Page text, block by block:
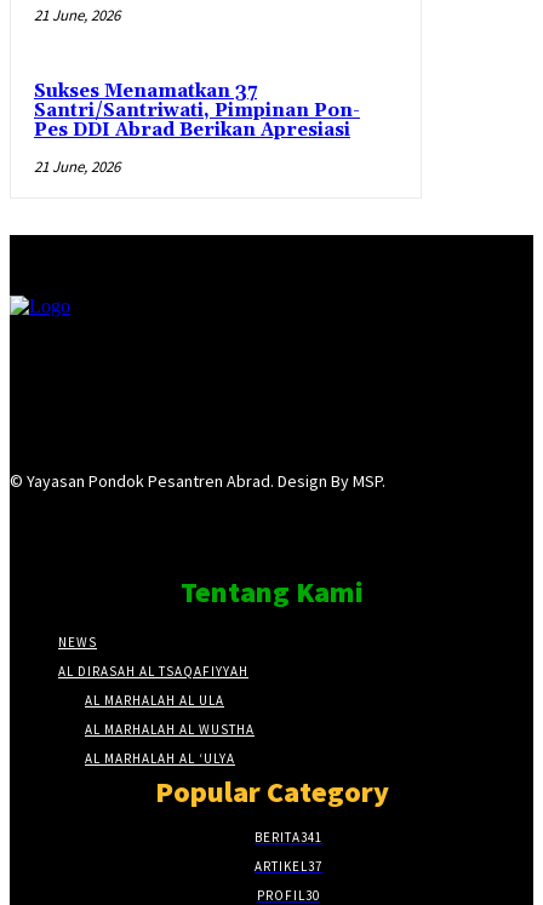
21 June, 2026
Sukses Menamatkan 37
Santri/Santriwati, Pimpinan Pon-
Pes DDI Abrad Berikan Apresiasi
21 June, 2026
© Yayasan Pondok Pesantren Abrad. Design By MSP.
Tentang Kami
NEWS
AL DIRASAH AL TSAQAFIYYAH
AL MARHALAH AL ULA
AL MARHALAH AL WUSTHA
AL MARHALAH AL ‘ULYA
Popular Category
BERITA341
ARTIKEL 37
PROFIL 30